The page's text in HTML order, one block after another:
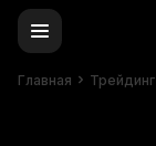
Главная Трейдинг